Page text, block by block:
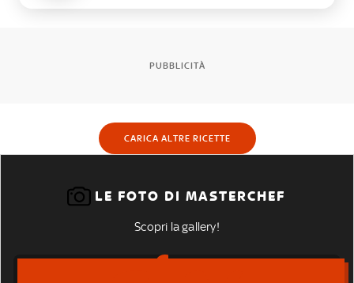
PUBBLICITÀ
CARICA ALTRE RICETTE
LE FOTO DI MASTERCHEF
Scopri la gallery!